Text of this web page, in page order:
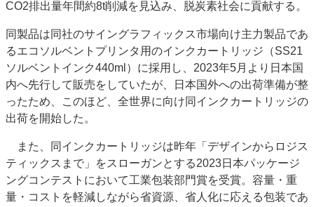
お問い合わせ
CO2排出量年間約8t削減を見込み、脱炭素社会に貢献する。
同製品は同社のサイングラフィックス市場向け主力製品であ
るエコソルベントプリンタ用のインクカートリッジ（SS21
ソルベントインク440ml）に採用し、2023年5月より日本国
内へ先行して販売をしていたが、日本国外への出荷準備が整
ったため、このほど、全世界に向け同インクカートリッジの
出荷を開始した。
また、同インクカートリッジは昨年「デザインからロジス
ティックスまで」をスローガンとする2023日本パッケージ
ングコンテストにおいて工業包装部門賞を受賞。容量・重
量・コストを軽減しながら省資源、省人化に応える包装であ